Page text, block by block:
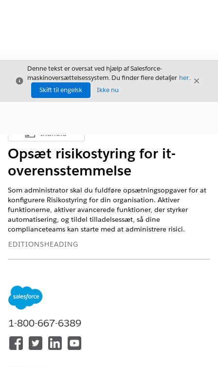
Luk
Denne tekst er oversat ved hjælp af Salesforce-
maskinoversættelsessystem. Du finder flere detaljer her.
Skift til engelsk
Ikke nu
Luk
Vis indholdsfortegnelse
Indhold
Opsæt risikostyring for it-
overensstemmelse
Som administrator skal du fuldføre opsætningsopgaver for at
konfigurere Risikostyring for din organisation. Aktiver
funktionerne, aktiver avancerede funktioner, der styrker
automatisering, og tildel tilladelsessæt, så dine
complianceteams kan starte med at administrere risici.
EDITIONSHEADING
Tilgængelig i:
med Agentforce IT Service.
Konfigurer funktionerne for risikostyringsarbejdsflows i it-
så hver risiko, som dit team registrerer, får en automatisk
1-800-667-6389